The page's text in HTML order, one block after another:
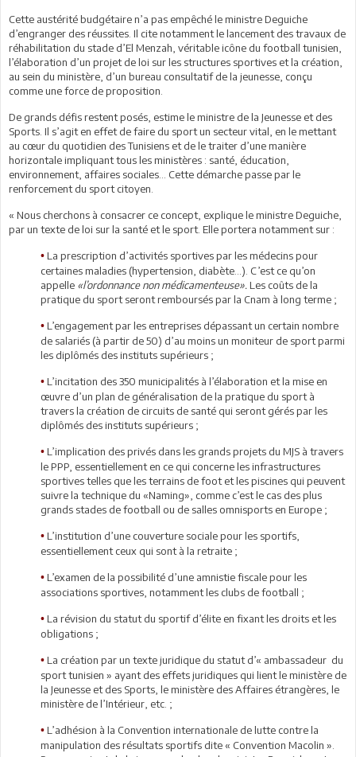
Cette austérité budgétaire n’a pas empêché le ministre Deguiche
d’engranger des réussites. Il cite notamment le lancement des travaux de
réhabilitation du stade d’El Menzah, véritable icône du football tunisien,
l’élaboration d’un projet de loi sur les structures sportives et la création,
au sein du ministère, d’un bureau consultatif de la jeunesse, conçu
comme une force de proposition.
De grands défis restent posés, estime le ministre de la Jeunesse et des
Sports. Il s’agit en effet de faire du sport un secteur vital, en le mettant
au cœur du quotidien des Tunisiens et de le traiter d’une manière
horizontale impliquant tous les ministères : santé, éducation,
environnement, affaires sociales... Cette démarche passe par le
renforcement du sport citoyen.
« Nous cherchons à consacrer ce concept, explique le ministre Deguiche,
par un texte de loi sur la santé et le sport. Elle portera notamment sur :
• La prescription d’activités sportives par les médecins pour
certaines maladies (hypertension, diabète…). C’est ce qu’on
appelle «l’ordonnance non médicamenteuse». Les coûts de la
pratique du sport seront remboursés par la Cnam à long terme ;
• L’engagement par les entreprises dépassant un certain nombre
de salariés (à partir de 50) d’au moins un moniteur de sport parmi
les diplômés des instituts supérieurs ;
• L’incitation des 350 municipalités à l’élaboration et la mise en
œuvre d’un plan de généralisation de la pratique du sport à
travers la création de circuits de santé qui seront gérés par les
diplômés des instituts supérieurs ;
• L’implication des privés dans les grands projets du MJS à travers
le PPP, essentiellement en ce qui concerne les infrastructures
sportives telles que les terrains de foot et les piscines qui peuvent
suivre la technique du «Naming», comme c’est le cas des plus
grands stades de football ou de salles omnisports en Europe ;
• L’institution d’une couverture sociale pour les sportifs,
essentiellement ceux qui sont à la retraite ;
• L’examen de la possibilité d’une amnistie fiscale pour les
associations sportives, notamment les clubs de football ;
• La révision du statut du sportif d’élite en fixant les droits et les
obligations ;
• La création par un texte juridique du statut d’« ambassadeur du
sport tunisien » ayant des effets juridiques qui lient le ministère de
la Jeunesse et des Sports, le ministère des Affaires étrangères, le
ministère de l’Intérieur, etc. ;
• L’adhésion à la Convention internationale de lutte contre la
manipulation des résultats sportifs dite « Convention Macolin ».